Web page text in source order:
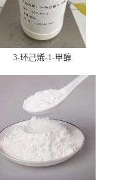
3-环己烯-1-甲醇